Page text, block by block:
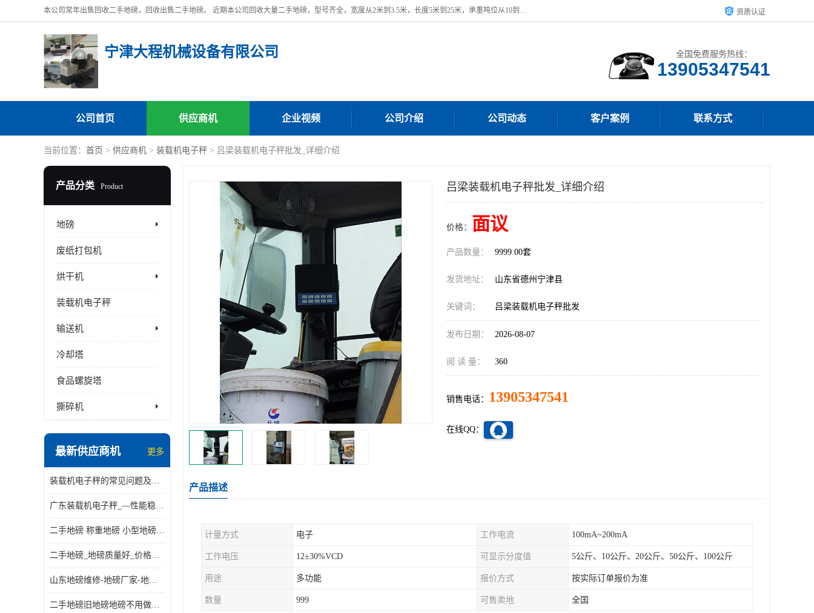
本公司常年出售回收二手地磅，回收出售二手地磅。 近期本公司回收大量二手地磅，型号齐全，宽度从2米到3.5米，长度5米到25米，承重吨位从10到200吨，成色7—9成新。 ? 使用年限6个月至2年，产品来源于个人闲置品，工矿企业停用品，因小换大而来。 精准度和新的一样， 二手地磅是内行人的选择，打个电话就省钱朋友您好等什么 资质认证
宁津大程机械设备有限公司 全国免费服务热线：
13905347541
公司首页 供应商机 企业视频 公司介绍 公司动态 客户案例 联系方式
当前位置： 首页 > 供应商机 > 装载机电子秤 > 吕梁装载机电子秤批发_详细介绍
产品分类 Product
地磅
废纸打包机
烘干机
装载机电子秤
输送机
冷却塔
食品螺旋塔
撕碎机
最新供应商机 更多
装载机电子秤的常见问题及解决方法介绍
广东装载机电子秤_—性能稳定—操作简单—品质可靠
二手地磅 称重地磅 小型地磅 一百吨地磅
二手地磅_地磅质量好_价格便宜这里找【地磅行家】
山东地磅维修-地磅厂家-地磅价格-二手地磅
二手地磅旧地磅地磅不用做地基
吕梁装载机电子秤批发_详细介绍
价格： 面议
产品数量： 9999.00套
发货地址： 山东省德州宁津县
关键词： 吕梁装载机电子秤批发
发布日期： 2026-08-07
阅 读 量： 360
销售电话： 13905347541
在线QQ：
产品描述
计量方式 电子 工作电流 100mA~200mA
工作电压 12±30%VCD 可显示分度值 5公斤、10公斤、20公斤、50公斤、100公斤
用途 多功能 报价方式 按实际订单报价为准
数量 999 可售卖地 全国